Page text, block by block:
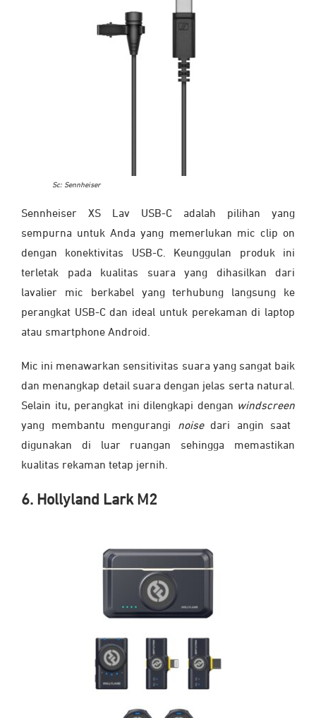
Sc: Sennheiser
Sennheiser XS Lav USB-C adalah pilihan yang
sempurna untuk Anda yang memerlukan mic clip on
dengan konektivitas USB-C. Keunggulan produk ini
terletak pada kualitas suara yang dihasilkan dari
lavalier mic berkabel yang terhubung langsung ke
perangkat USB-C dan ideal untuk perekaman di laptop
atau smartphone Android.
Mic ini menawarkan sensitivitas suara yang sangat baik
dan menangkap detail suara dengan jelas serta natural.
Selain itu, perangkat ini dilengkapi dengan windscreen
yang membantu mengurangi noisedari angin saat
digunakan di luar ruangan sehingga memastikan
kualitas rekaman tetap jernih.
6. Hollyland Lark M2